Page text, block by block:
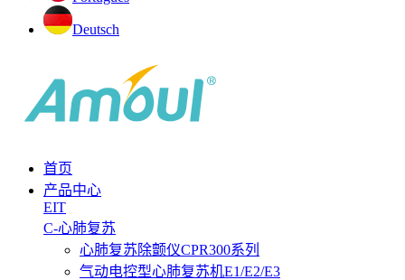
Deutsch
首页
产品中心
EIT
C-心肺复苏
心肺复苏除颤仪CPR300系列
气动电控型心肺复苏机E1/E2/E3